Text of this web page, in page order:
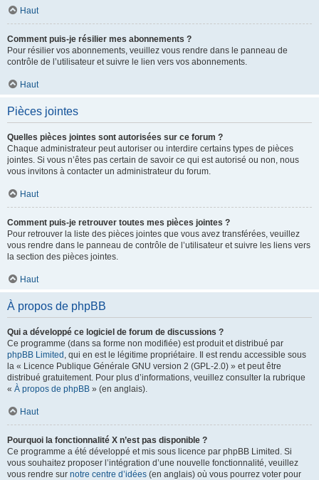
Haut
Comment puis-je résilier mes abonnements ?
Pour résilier vos abonnements, veuillez vous rendre dans le panneau de
contrôle de l’utilisateur et suivre le lien vers vos abonnements.
Haut
Pièces jointes
Quelles pièces jointes sont autorisées sur ce forum ?
Chaque administrateur peut autoriser ou interdire certains types de pièces
jointes. Si vous n’êtes pas certain de savoir ce qui est autorisé ou non, nous
vous invitons à contacter un administrateur du forum.
Haut
Comment puis-je retrouver toutes mes pièces jointes ?
Pour retrouver la liste des pièces jointes que vous avez transférées, veuillez
vous rendre dans le panneau de contrôle de l’utilisateur et suivre les liens vers
la section des pièces jointes.
Haut
À propos de phpBB
Qui a développé ce logiciel de forum de discussions ?
Ce programme (dans sa forme non modifiée) est produit et distribué par
phpBB Limited , qui en est le légitime propriétaire. Il est rendu accessible sous
la « Licence Publique Générale GNU version 2 (GPL-2.0) » et peut être
distribué gratuitement. Pour plus d’informations, veuillez consulter la rubrique
« À propos de phpBB » (en anglais).
Haut
Pourquoi la fonctionnalité X n’est pas disponible ?
Ce programme a été développé et mis sous licence par phpBB Limited. Si
vous souhaitez proposer l’intégration d’une nouvelle fonctionnalité, veuillez
vous rendre sur notre centre d’idées (en anglais) où vous pourrez voter pour